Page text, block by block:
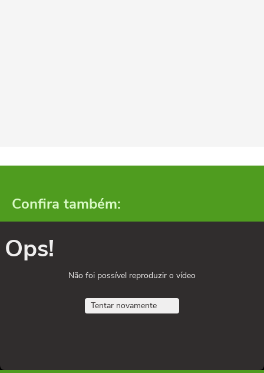
Confira também:
Ops!
Não foi possível reproduzir o vídeo
Tentar novamente